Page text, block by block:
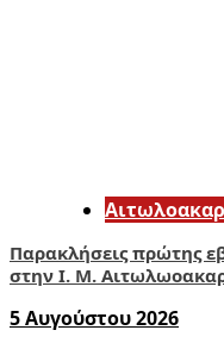
Παρακλήσεις πρώτης
στην Ι. Μ.
5 Αυγούστου 2026